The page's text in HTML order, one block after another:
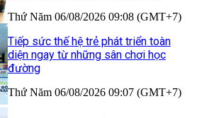
Thứ Năm 06/08/2026 09:08 (GMT+7)
Tiếp sức thế hệ trẻ phát triển toàn
diện ngay từ những sân chơi học
đường
Thứ Năm 06/08/2026 09:07 (GMT+7)